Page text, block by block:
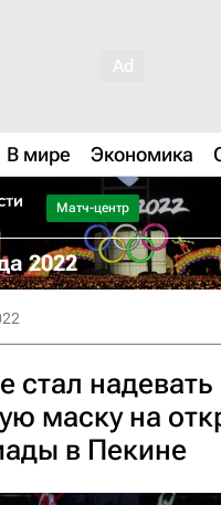
В мире Экономика
Матч-центр
2022
стал надевать
маску на
в Пекине